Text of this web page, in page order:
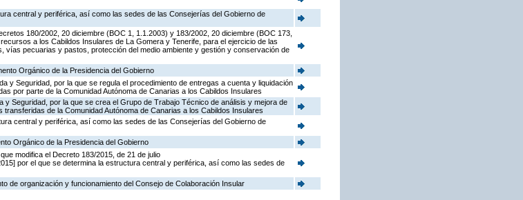
central y periférica, así como las sedes de las Consejerías del Gobierno de
180/2002, 20 diciembre (BOC 1, 1.1.2003) y 183/2002, 20 diciembre (BOC 173,
a los Cabildos Insulares de La Gomera y Tenerife, para el ejercicio de las
vías pecuarias y pastos, protección del medio ambiente y gestión y conservación de
Orgánico de la Presidencia del Gobierno
y Seguridad, por la que se regula el procedimiento de entregas a cuenta y liquidación
por parte de la Comunidad Autónoma de Canarias a los Cabildos Insulares
Seguridad, por la que se crea el Grupo de Trabajo Técnico de análisis y mejora de
de la Comunidad Autónoma de Canarias a los Cabildos Insulares
central y periférica, así como las sedes de las Consejerías del Gobierno de
Orgánico de la Presidencia del Gobierno
modifica el Decreto 183/2015, de 21 de julio
por el que se determina la estructura central y periférica, así como las sedes de
de organización y funcionamiento del Consejo de Colaboración Insular